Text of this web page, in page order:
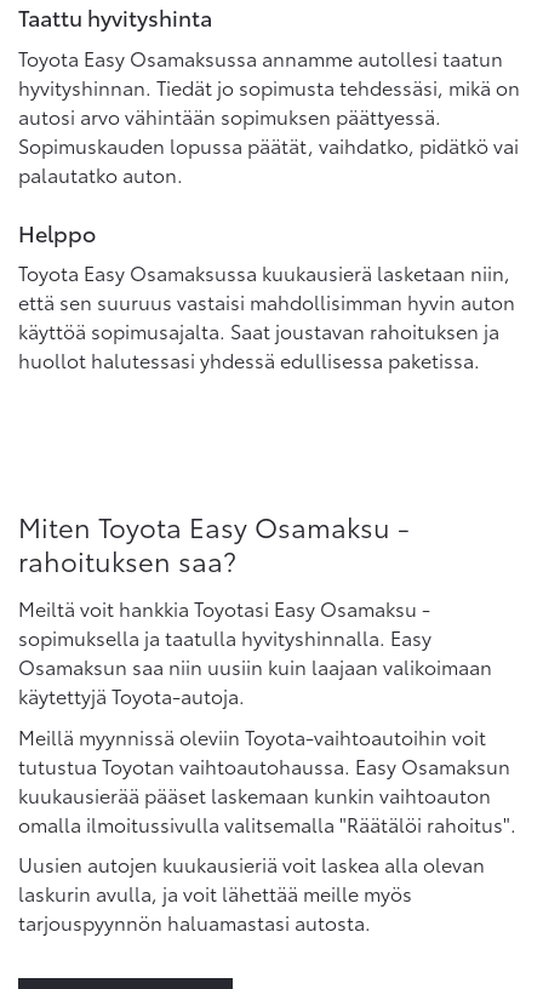
Taattu hyvityshinta
Toyota Easy Osamaksussa annamme autollesi taatun
hyvityshinnan. Tiedät jo sopimusta tehdessäsi, mikä on
autosi arvo vähintään sopimuksen päättyessä.
Sopimuskauden lopussa päätät, vaihdatko, pidätkö vai
palautatko auton.
Helppo
Toyota Easy Osamaksussa kuukausierä lasketaan niin,
että sen suuruus vastaisi mahdollisimman hyvin auton
käyttöä sopimusajalta. Saat joustavan rahoituksen ja
huollot halutessasi yhdessä edullisessa paketissa.
Miten Toyota Easy Osamaksu -
rahoituksen saa?
Meiltä voit hankkia Toyotasi Easy Osamaksu -
sopimuksella ja taatulla hyvityshinnalla. Easy
Osamaksun saa niin uusiin kuin laajaan valikoimaan
käytettyjä Toyota-autoja.
Meillä myynnissä oleviin Toyota-vaihtoautoihin voit
tutustua Toyotan vaihtoautohaussa. Easy Osamaksun
kuukausierää pääset laskemaan kunkin vaihtoauton
omalla ilmoitussivulla valitsemalla "Räätälöi rahoitus".
Uusien autojen kuukausieriä voit laskea alla olevan
laskurin avulla, ja voit lähettää meille myös
tarjouspyynnön haluamastasi autosta.